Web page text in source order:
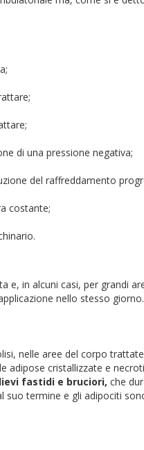
di una pressione negativa;
del raffreddamento
costante;
e, in alcuni casi, per grandi
nello stesso giorno.
nelle aree del corpo
adipose cristallizzate e
lievi fastidi e bruciori, che
termine e gli adipociti